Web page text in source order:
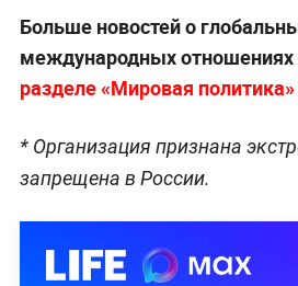
Больше новостей о
международных
разделе «Мировая
* Организация признана
запрещена в России.